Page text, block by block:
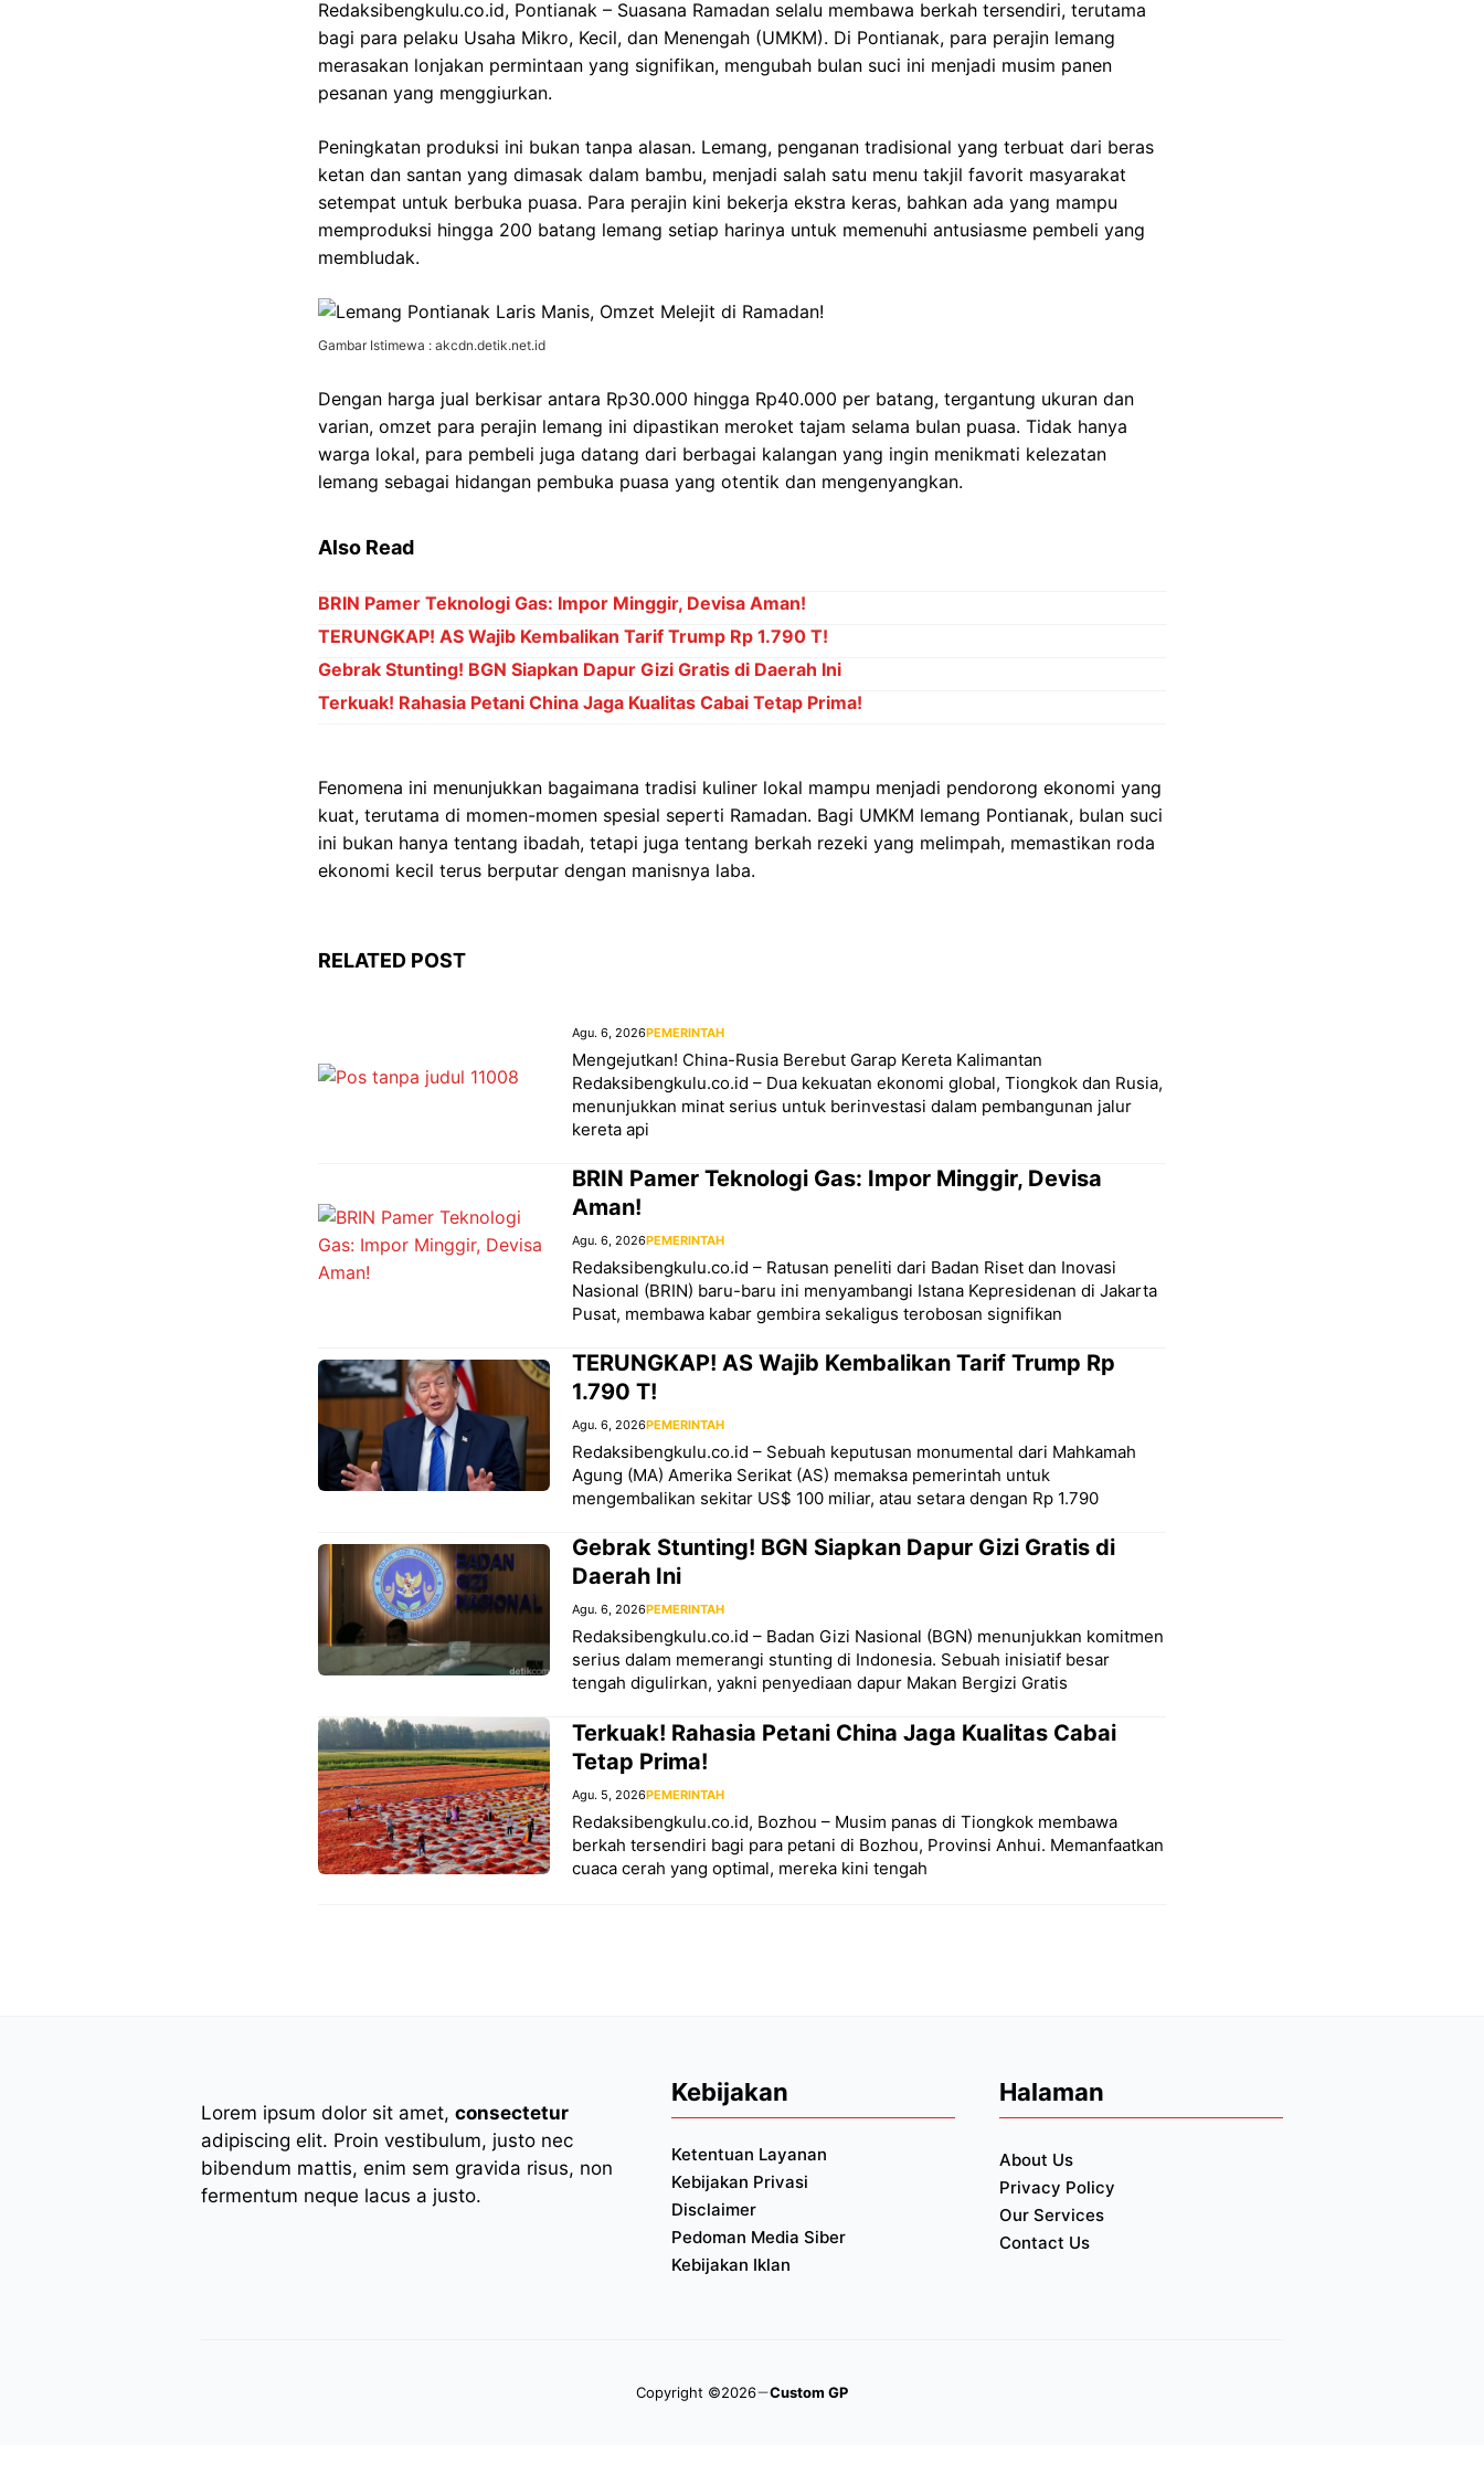
Redaksibengkulu.co.id, Pontianak – Suasana Ramadan selalu membawa berkah tersendiri, terutama
bagi para pelaku Usaha Mikro, Kecil, dan Menengah (UMKM). Di Pontianak, para perajin lemang
merasakan lonjakan permintaan yang signifikan, mengubah bulan suci ini menjadi musim panen
pesanan yang menggiurkan.
Peningkatan produksi ini bukan tanpa alasan. Lemang, penganan tradisional yang terbuat dari beras
ketan dan santan yang dimasak dalam bambu, menjadi salah satu menu takjil favorit masyarakat
setempat untuk berbuka puasa. Para perajin kini bekerja ekstra keras, bahkan ada yang mampu
memproduksi hingga 200 batang lemang setiap harinya untuk memenuhi antusiasme pembeli yang
membludak.
Gambar Istimewa : akcdn.detik.net.id
Dengan harga jual berkisar antara Rp30.000 hingga Rp40.000 per batang, tergantung ukuran dan
varian, omzet para perajin lemang ini dipastikan meroket tajam selama bulan puasa. Tidak hanya
warga lokal, para pembeli juga datang dari berbagai kalangan yang ingin menikmati kelezatan
lemang sebagai hidangan pembuka puasa yang otentik dan mengenyangkan.
Also Read
BRIN Pamer Teknologi Gas: Impor Minggir, Devisa Aman!
TERUNGKAP! AS Wajib Kembalikan Tarif Trump Rp 1.790 T!
Gebrak Stunting! BGN Siapkan Dapur Gizi Gratis di Daerah Ini
Terkuak! Rahasia Petani China Jaga Kualitas Cabai Tetap Prima!
Fenomena ini menunjukkan bagaimana tradisi kuliner lokal mampu menjadi pendorong ekonomi yang
kuat, terutama di momen-momen spesial seperti Ramadan. Bagi UMKM lemang Pontianak, bulan suci
ini bukan hanya tentang ibadah, tetapi juga tentang berkah rezeki yang melimpah, memastikan roda
ekonomi kecil terus berputar dengan manisnya laba.
RELATED POST
Agu. 6, 2026PEMERINTAH
Mengejutkan! China-Rusia Berebut Garap Kereta Kalimantan
Redaksibengkulu.co.id – Dua kekuatan ekonomi global, Tiongkok dan Rusia,
menunjukkan minat serius untuk berinvestasi dalam pembangunan jalur
kereta api
BRIN Pamer Teknologi Gas: Impor Minggir, Devisa
Aman!
Agu. 6, 2026PEMERINTAH
Redaksibengkulu.co.id – Ratusan peneliti dari Badan Riset dan Inovasi
Nasional (BRIN) baru-baru ini menyambangi Istana Kepresidenan di Jakarta
Pusat, membawa kabar gembira sekaligus terobosan signifikan
TERUNGKAP! AS Wajib Kembalikan Tarif Trump Rp
1.790 T!
Agu. 6, 2026PEMERINTAH
Redaksibengkulu.co.id – Sebuah keputusan monumental dari Mahkamah
Agung (MA) Amerika Serikat (AS) memaksa pemerintah untuk
mengembalikan sekitar US$ 100 miliar, atau setara dengan Rp 1.790
Gebrak Stunting! BGN Siapkan Dapur Gizi Gratis di
Daerah Ini
Agu. 6, 2026PEMERINTAH
Redaksibengkulu.co.id – Badan Gizi Nasional (BGN) menunjukkan komitmen
serius dalam memerangi stunting di Indonesia. Sebuah inisiatif besar
tengah digulirkan, yakni penyediaan dapur Makan Bergizi Gratis
Terkuak! Rahasia Petani China Jaga Kualitas Cabai
Tetap Prima!
Agu. 5, 2026PEMERINTAH
Redaksibengkulu.co.id, Bozhou – Musim panas di Tiongkok membawa
berkah tersendiri bagi para petani di Bozhou, Provinsi Anhui. Memanfaatkan
cuaca cerah yang optimal, mereka kini tengah
Lorem ipsum dolor sit amet, consectetur
adipiscing elit. Proin vestibulum, justo nec
bibendum mattis, enim sem gravida risus, non
fermentum neque lacus a justo.
Kebijakan
Ketentuan Layanan
Kebijakan Privasi
Disclaimer
Pedoman Media Siber
Kebijakan Iklan
Halaman
About Us
Privacy Policy
Our Services
Contact Us
Copyright ©2026 Custom GP